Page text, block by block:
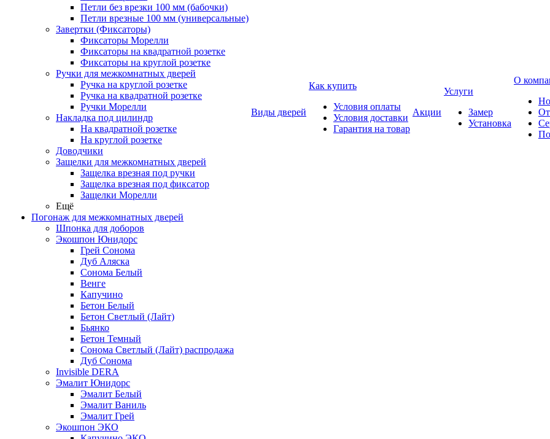
Петли без врезки 100 мм (бабочки)
Петли врезные 100 мм (универсальные)
Завертки (Фиксаторы)
Фиксаторы Морелли
Фиксаторы на квадратной розетке
Фиксаторы на круглой розетке
Ручки для межкомнатных дверей
Ручка на круглой розетке
Ручка на квадратной розетке
Ручки Морелли
Накладка под цилиндр
На квадратной розетке
На круглой розетке
Доводчики
Защелки для межкомнатных дверей
Защелка врезная под ручки
Защелка врезная под фиксатор
Защелки Морелли
Ещё
Погонаж для межкомнатных дверей
Шпонка для доборов
Экошпон Юнидорс
Грей Сонома
Дуб Аляска
Сонома Белый
Венге
Капучино
Бетон Белый
Бетон Светлый (Лайт)
Бьянко
Бетон Темный
Сонома Светлый (Лайт) распродажа
Дуб Сонома
Invisible DERA
Эмалит Юнидорс
Эмалит Белый
Эмалит Ваниль
Эмалит Грей
Экошпон ЭКО
Виды дверей
Как купить
Условия оплаты
Условия доставки
Гарантия на товар
Акции
Услуги
Замер
Установка
О